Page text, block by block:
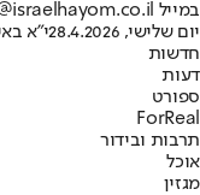
במייל hayom@israelhayom.co.il.
יום שלישי, 28.4.2026
י"א
חדשות
דעות
ספורט
ForReal
תרבות ובידור
אוכל
מגזין